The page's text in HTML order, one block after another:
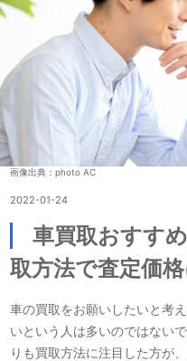
画像出典：photo AC
2022-01-24
車買取おすす
取方法で査定価
車の買取をお願いしたいと考
いという人は多いのではない
りも買取方法に注目した方が